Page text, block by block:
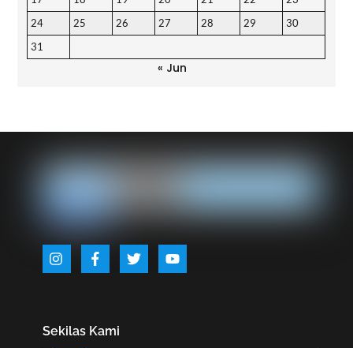
24
25 26 27 28 29
30
31
« Jun
To
Icon
Icon
Icon
Icon
Sekilas Kami